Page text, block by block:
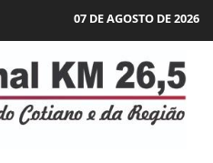
07 DE AGOSTO DE 2026